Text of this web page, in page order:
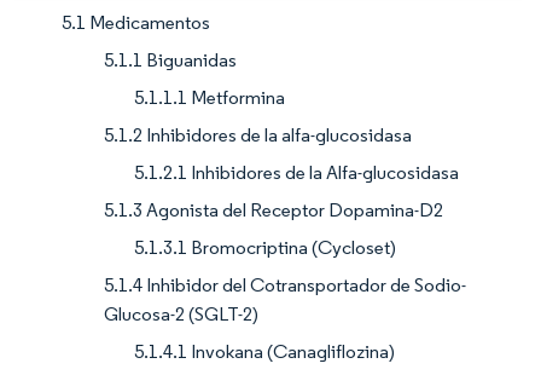
5.1 Medicamentos
5.1.1 Biguanidas
5.1.1.1 Metformina
5.1.2 Inhibidores de la alfa-glucosidasa
5.1.2.1 Inhibidores de la Alfa-glucosidasa
5.1.3 Agonista del Receptor Dopamina-D2
5.1.3.1 Bromocriptina (Cycloset)
5.1.4 Inhibidor del Cotransportador de Sodio-
Glucosa-2 (SGLT-2)
5.1.4.1 Invokana (Canagliflozina)